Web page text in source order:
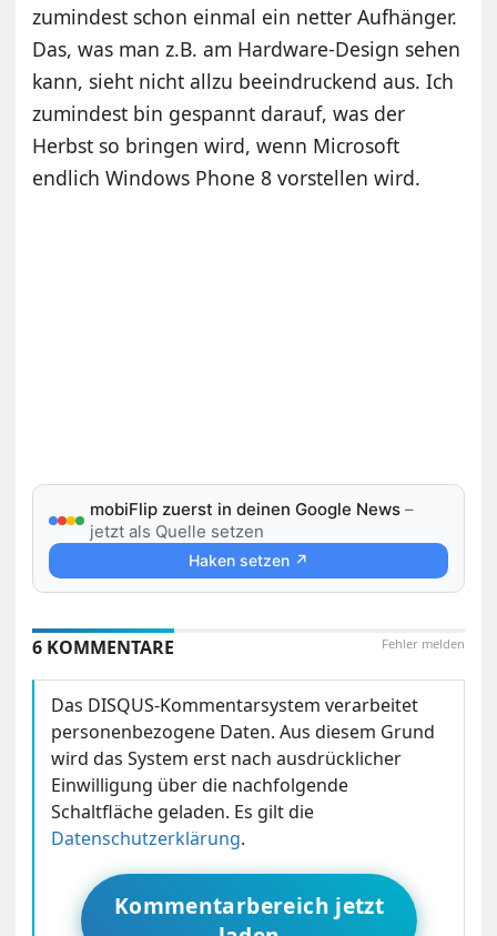
zumindest schon einmal ein netter Aufhänger.
Das, was man z.B. am Hardware-Design sehen
kann, sieht nicht allzu beeindruckend aus. Ich
zumindest bin gespannt darauf, was der
Herbst so bringen wird, wenn Microsoft
endlich Windows Phone 8 vorstellen wird.
mobiFlip zuerst in deinen Google News –
jetzt als Quelle setzen
Haken setzen ↗
Fehler melden
6 KOMMENTARE
Das DISQUS-Kommentarsystem verarbeitet
personenbezogene Daten. Aus diesem Grund
wird das System erst nach ausdrücklicher
Einwilligung über die nachfolgende
Schaltfläche geladen. Es gilt die
Datenschutzerklärung.
Kommentarbereich jetzt